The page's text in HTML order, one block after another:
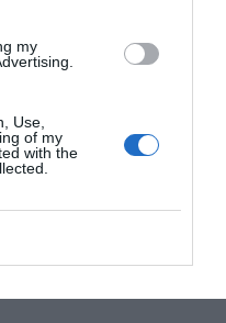
my
Use,
of my
with the
29°C 32°C